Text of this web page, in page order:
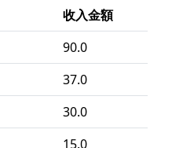
收入金額
90.0
37.0
30.0
15.0